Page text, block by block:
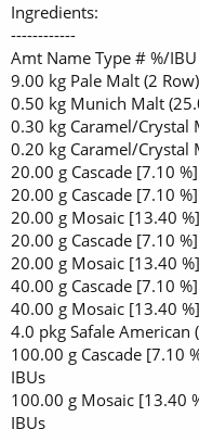
Ingredients:
------------
Amt Name Type # %/IBU
9.00 kg Pale Malt (2
0.50 kg Munich Malt
0.30 kg Caramel/Crystal
0.20 kg Caramel/Crystal
20.00 g Cascade [7.10
20.00 g Cascade [7.10
20.00 g Mosaic [13.40
20.00 g Cascade [7.10
20.00 g Mosaic [13.40
40.00 g Cascade [7.10
40.00 g Mosaic [13.40
4.0 pkg Safale American
100.00 g Cascade [7.10
IBUs
100.00 g Mosaic [13.40
IBUs